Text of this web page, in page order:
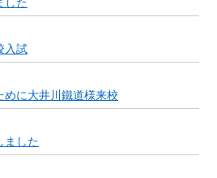
入試
めに大井川鐵道様来校
ました